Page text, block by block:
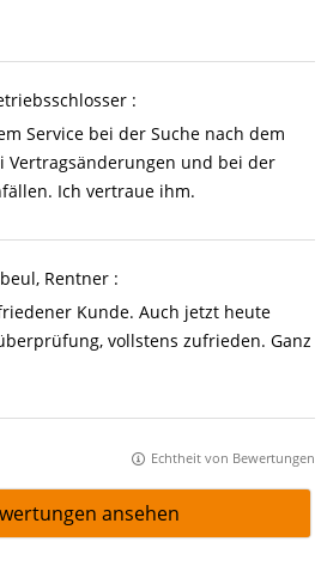
:
Service bei der Suche nach dem
Vertragsänderungen und bei der
Ich vertraue ihm.
, Rentner :
Kunde. Auch jetzt heute
vollstens zufrieden. Ganz
Echtheit von Bewertungen
ansehen